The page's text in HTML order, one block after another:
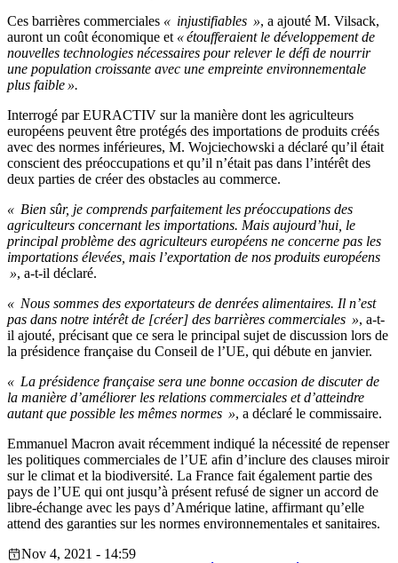
Ces barrières commerciales « injustifiables », a ajouté M. Vilsack,
auront un coût économique et « étoufferaient le développement de
nouvelles technologies nécessaires pour relever le défi de nourrir
une population croissante avec une empreinte environnementale
plus faible ».
Interrogé par EURACTIV sur la manière dont les agriculteurs
européens peuvent être protégés des importations de produits créés
avec des normes inférieures, M. Wojciechowski a déclaré qu’il était
conscient des préoccupations et qu’il n’était pas dans l’intérêt des
deux parties de créer des obstacles au commerce.
« Bien sûr, je comprends parfaitement les préoccupations des
agriculteurs concernant les importations. Mais aujourd’hui, le
principal problème des agriculteurs européens ne concerne pas les
importations élevées, mais l’exportation de nos produits européens
», a-t-il déclaré.
« Nous sommes des exportateurs de denrées alimentaires. Il n’est
pas dans notre intérêt de [créer] des barrières commerciales », a-t-
il ajouté, précisant que ce sera le principal sujet de discussion lors de
la présidence française du Conseil de l’UE, qui débute en janvier.
« La présidence française sera une bonne occasion de discuter de
la manière d’améliorer les relations commerciales et d’atteindre
autant que possible les mêmes normes », a déclaré le commissaire.
Emmanuel Macron avait récemment indiqué la nécessité de repenser
les politiques commerciales de l’UE afin d’inclure des clauses miroir
sur le climat et la biodiversité. La France fait également partie des
pays de l’UE qui ont jusqu’à présent refusé de signer un accord de
libre-échange avec les pays d’Amérique latine, affirmant qu’elle
attend des garanties sur les normes environnementales et sanitaires.
Nov 4, 2021 - 14:59